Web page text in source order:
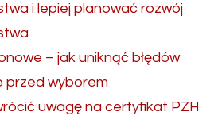
i lepiej planować rozwój
– jak uniknąć błędów
przed wyborem
uwagę na certyfikat PZH